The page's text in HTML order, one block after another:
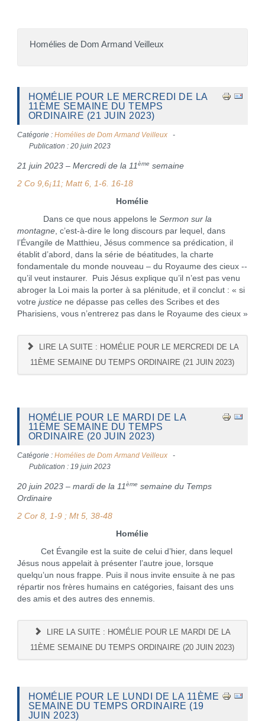
Homélies de Dom Armand Veilleux
HOMÉLIE POUR LE MERCREDI DE LA
11ÈME SEMAINE DU TEMPS
ORDINAIRE (21 JUIN 2023)
Catégorie : Homélies de Dom Armand Veilleux
Publication : 20 juin 2023
21 juin 2023 – Mercredi de la 11ème semaine
2 Co 9,6¡11; Matt 6, 1-6. 16-18
Homélie
Dans ce que nous appelons le Sermon sur la
montagne, c’est-à-dire le long discours par lequel, dans
l’Évangile de Matthieu, Jésus commence sa prédication, il
établit d’abord, dans la série de béatitudes, la charte
fondamentale du monde nouveau – du Royaume des cieux --
qu’il veut instaurer. Puis Jésus explique qu’il n’est pas venu
abroger la Loi mais la porter à sa plénitude, et il conclut : « si
votre justicene dépasse pas celles des Scribes et des
Pharisiens, vous n’entrerez pas dans le Royaume des cieux »
LIRE LA SUITE : HOMÉLIE POUR LE MERCREDI DE LA
11ÈME SEMAINE DU TEMPS ORDINAIRE (21 JUIN 2023)
HOMÉLIE POUR LE MARDI DE LA
11ÈME SEMAINE DU TEMPS
ORDINAIRE (20 JUIN 2023)
Catégorie : Homélies de Dom Armand Veilleux
Publication : 19 juin 2023
20 juin 2023 – mardi de la 11ème semaine du Temps
Ordinaire
2 Cor 8, 1-9 ; Mt 5, 38-48
Homélie
Cet Évangile est la suite de celui d’hier, dans lequel
Jésus nous appelait à présenter l’autre joue, lorsque
quelqu’un nous frappe. Puis il nous invite ensuite à ne pas
répartir nos frères humains en catégories, faisant des uns
des amis et des autres des ennemis.
LIRE LA SUITE : HOMÉLIE POUR LE MARDI DE LA
11ÈME SEMAINE DU TEMPS ORDINAIRE (20 JUIN 2023)
HOMÉLIE POUR LE LUNDI DE LA 11ÈME
SEMAINE DU TEMPS ORDINAIRE (19
JUIN 2023)